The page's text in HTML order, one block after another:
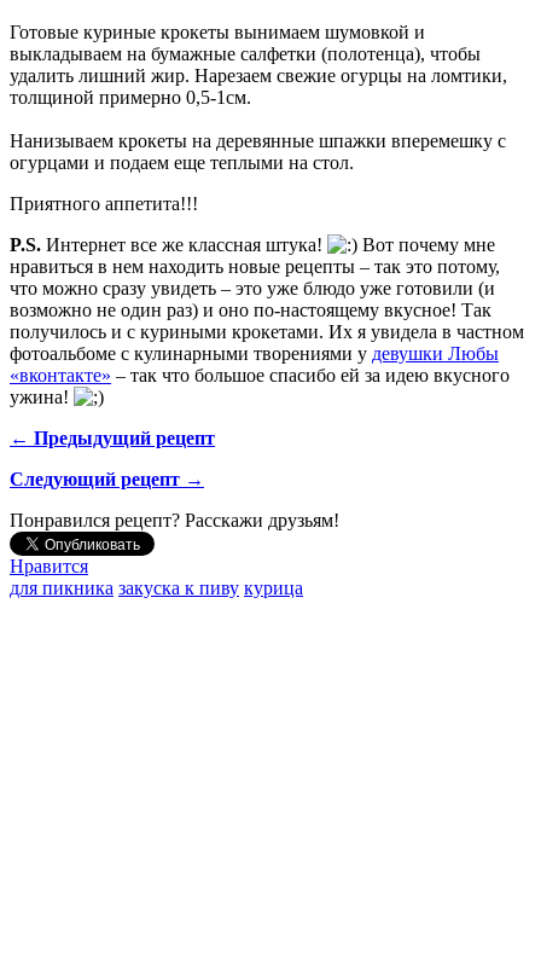
Готовые куриные крокеты вынимаем шумовкой и
выкладываем на бумажные салфетки (полотенца), чтобы
удалить лишний жир. Нарезаем свежие огурцы на ломтики,
толщиной примерно 0,5-1см.
Нанизываем крокеты на деревянные шпажки вперемешку с
огурцами и подаем еще теплыми на стол.
Приятного аппетита!!!
P.S. Интернет все же классная штука!
Вот почему мне
нравиться в нем находить новые рецепты – так это потому,
что можно сразу увидеть – это уже блюдо уже готовили (и
возможно не один раз) и оно по-настоящему вкусное! Так
получилось и с куриными крокетами. Их я увидела в частном
фотоальбоме с кулинарными творениями у девушки Любы
«вконтакте» – так что большое спасибо ей за идею вкусного
ужина!
← Предыдущий рецепт
Следующий рецепт →
Понравился рецепт? Расскажи друзьям!
Нравится
для пикника закуска к пиву курица